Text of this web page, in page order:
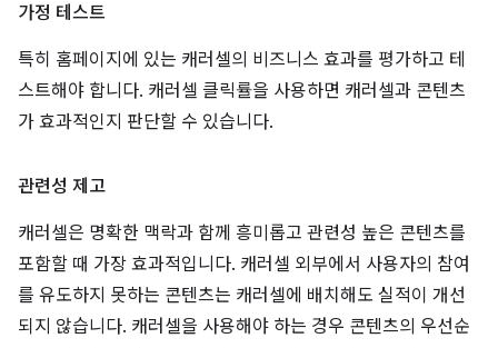
가정 테스트
특히 홈페이지에 있는 캐러셀의 비즈니스 효과를 평가하고 테
스트해야 합니다. 캐러셀 클릭률을 사용하면 캐러셀과 콘텐츠
가 효과적인지 판단할 수 있습니다.
관련성 제고
캐러셀은 명확한 맥락과 함께 흥미롭고 관련성 높은 콘텐츠를
포함할 때 가장 효과적입니다. 캐러셀 외부에서 사용자의 참여
를 유도하지 못하는 콘텐츠는 캐러셀에 배치해도 실적이 개선
되지 않습니다. 캐러셀을 사용해야 하는 경우 콘텐츠의 우선순